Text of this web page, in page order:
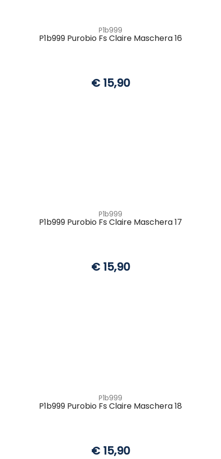
P1b999
P1b999 Purobio Fs Claire Maschera 16
€ 15,90
P1b999
P1b999 Purobio Fs Claire Maschera 17
€ 15,90
P1b999
P1b999 Purobio Fs Claire Maschera 18
€ 15,90